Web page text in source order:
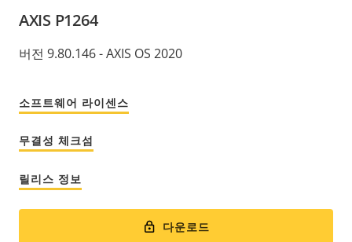
AXIS P1264
버전 9.80.146 - AXIS OS 2020
소프트웨어 라이센스
무결성 체크섬
릴리스 정보
다운로드